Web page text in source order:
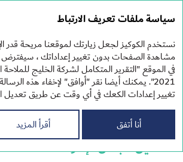
التقرير
المتكامل 2021
شركة الخليج للملاحة
هيكل حوكمة الشركات
تشكيل مجلس الإدارة
سياسة ملفات تعريف الارتباط
نستخدم الكوكيز لجعل زيارتك لموقعنا مريحة قدر
مشاهدة الصفحات بدون تغيير إعداداتك ، سيفترض
في الموقع "التقرير المتكامل لشركة الخليج
2021". يمكنك أيضا نقر "أوافق" لإخفاء هذه
تغيير إعدادات الكعك في أي وقت عن طريق
أنا أتفق
أقرأ المزيد